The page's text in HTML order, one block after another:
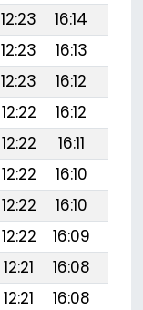
12:23 16:14
12:23 16:13
12:23 16:12
12:22 16:12
12:22 16:11
12:22 16:10
12:22 16:10
12:22 16:09
12:21 16:08
12:21 16:08